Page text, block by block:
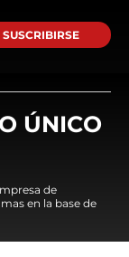
SUSCRIBIRSE
ÚNICO
de
en la base de